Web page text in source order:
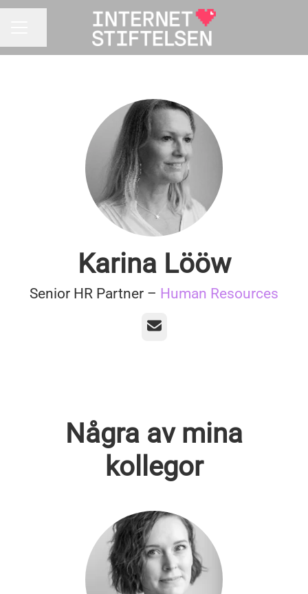
Karina Lööw
Senior HR Partner – Human Resources
E-post
Några av mina
kollegor